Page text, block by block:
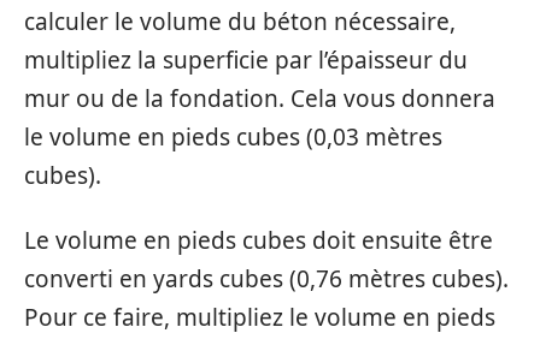
calculer le volume du béton nécessaire,
multipliez la superficie par l’épaisseur du
mur ou de la fondation. Cela vous donnera
le volume en pieds cubes (0,03 mètres
cubes).
Le volume en pieds cubes doit ensuite être
converti en yards cubes (0,76 mètres cubes).
Pour ce faire, multipliez le volume en pieds